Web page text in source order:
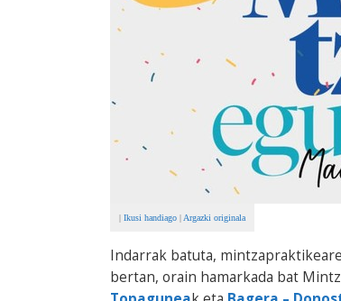
| Ikusi handiago | Argazki originala
Indarrak batuta,
bertan, orain hamarkada bat